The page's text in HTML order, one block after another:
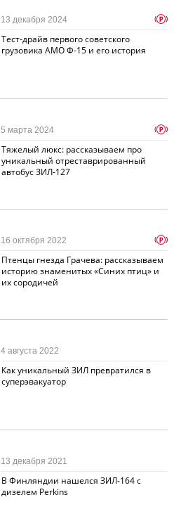
Тест-драйв первого советского
грузовика АМО Ф-15 и его история
13 декабря 2024 p
Тяжелый люкс: рассказываем про
уникальный отреставрированный
автобус ЗИЛ-127
5 марта 2024 p
Птенцы гнезда Грачева: рассказываем
историю знаменитых «Синих птиц» и
их сородичей
16 октября 2022 p
Как уникальный ЗИЛ превратился в
суперэвакуатор
4 августа 2022
В Финляндии нашелся ЗИЛ-164 с
дизелем Perkins
13 декабря 2021